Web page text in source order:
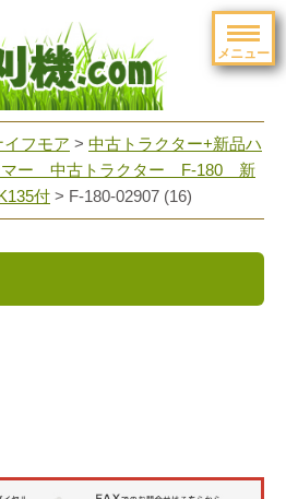
メニュー
フモア > 中古トラクター+新品ハ
マー 中古トラクター F-180 新
付 > F-180-02907 (16)